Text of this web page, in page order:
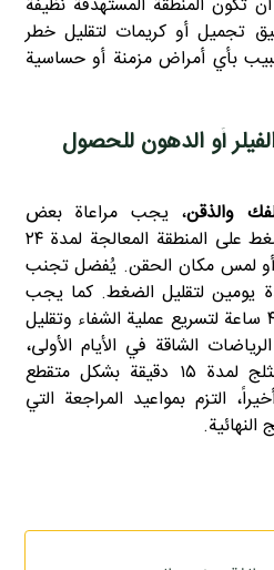
تكون المنطقة المستهدفة نظيفة
تجميل أو كريمات لتقليل خطر
بأي أمراض مزمنة أو حساسية
أو الدهون للحصول
والذقن، يجب مراعاة بعض
الإرشادات؛ أهمها تجنب الضغط على المنطقة المعالجة لمدة ٢٤
أو لمس مكان الحقن. يُفضل تجنب
يومين لتقليل الضغط. كما يجب
الابتعاد عن التدخين لمدة ٤٨ ساعة لتسريع عملية الشفاء وتقليل
الشاقة في الأيام الأولى،
ويمكن استخدام كمادات الثلج لمدة ١٥ دقيقة بشكل متقطع
التزم بمواعيد المراجعة التي